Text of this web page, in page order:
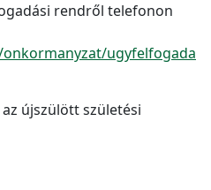
rendről telefonon
ugyfelfogada
újszülött születési